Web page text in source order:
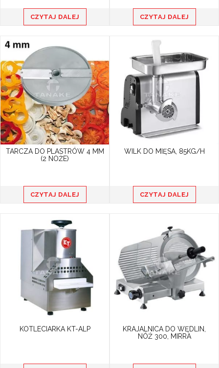
CZYTAJ DALEJ CZYTAJ DALEJ
TARCZA DO PLASTRÓW 4 MM
(2 NOŻE)
CZYTAJ DALEJ
WILK DO MIĘSA, 85KG/H
CZYTAJ DALEJ
KOTLECIARKA KT-ALP
KRAJALNICA DO WĘDLIN,
NÓŻ 300, MIRRA